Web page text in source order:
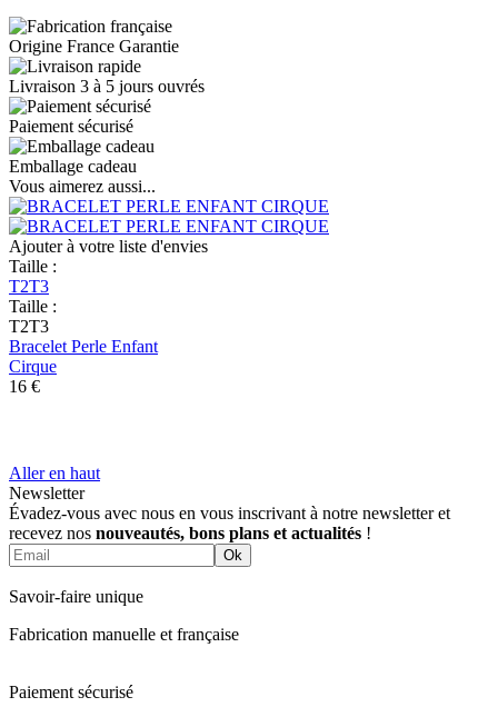
Origine France Garantie
Livraison 3 à 5 jours ouvrés
Paiement sécurisé
Emballage cadeau
Vous aimerez aussi...
Ajouter à votre liste d'envies
Taille :
T2T3
Taille :
T2T3
Bracelet Perle Enfant
Cirque
16 €
Aller en haut
Newsletter
Évadez-vous avec nous en vous inscrivant à notre newsletter et
recevez nos nouveautés, bons plans et actualités !
Ok
Savoir-faire unique
Fabrication manuelle et française
Paiement sécurisé